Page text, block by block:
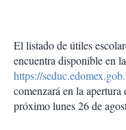
El listado de útiles
encuentra disponible en
https://
comenzará en la
próximo lunes 26 de